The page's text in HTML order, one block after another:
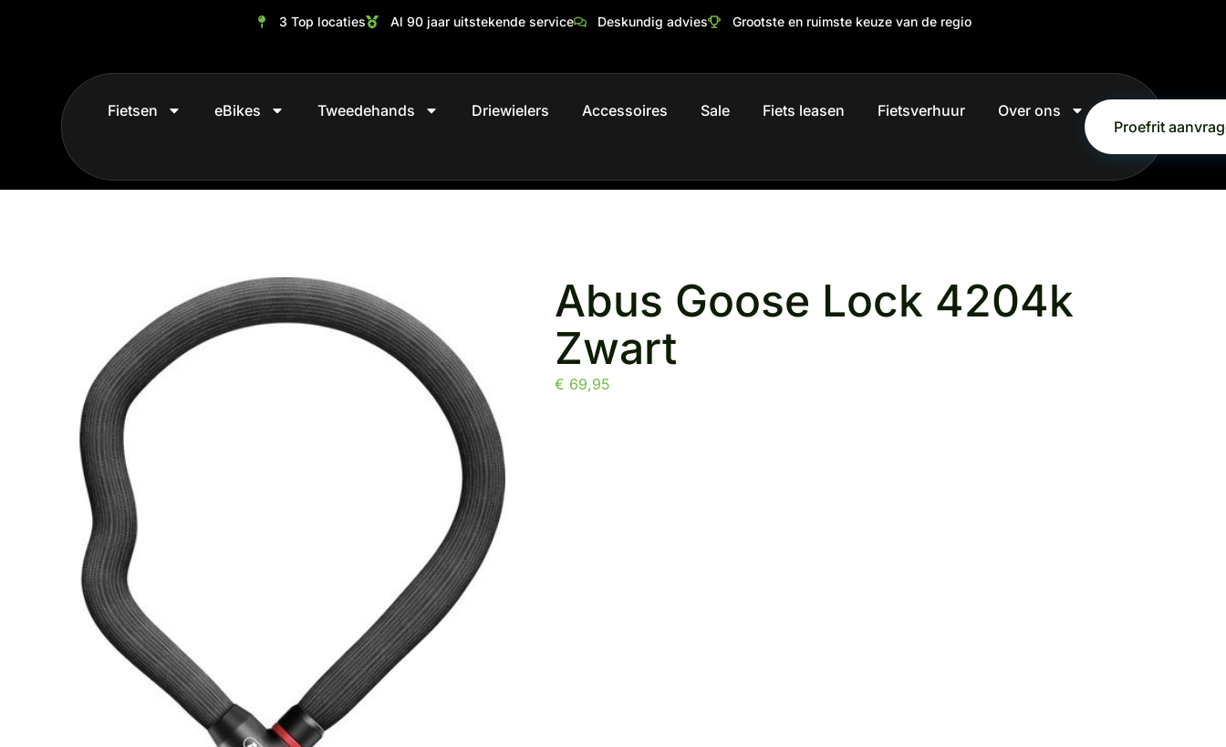
3 Top locaties Al 90 jaar uitstekende service Deskundig advies Grootste en ruimste keuze van de regio
Fietsen eBikes Tweedehands Driewielers Accessoires Sale Fiets leasen Fietsverhuur
Over ons
Proefrit
Abus Goose Lock 4204k
Zwart
€ 69,95